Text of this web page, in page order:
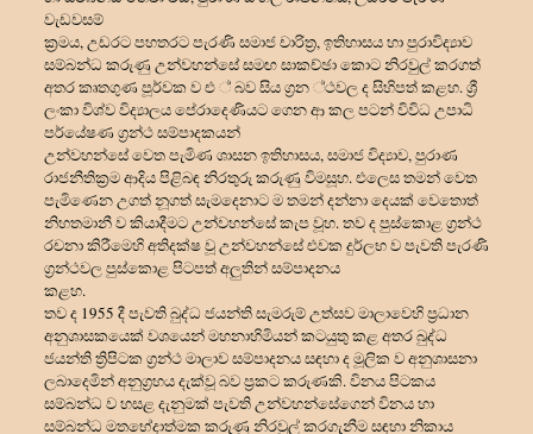
වැඩවසම්
ක්රමය, උඩරට පහතරට පැරණි සමාජ චාරිත්ර, ඉතිහාසය හා පුරාවිද්යාව
සම්බන්ධ කරුණු උන්වහන්සේ සමඟ සාකච්ඡා කොට නිරවුල් කරගත්
අතර කෘතගුණ පූර්වක ව එ ් බව සිය ග්රන ්ථවල ද සිහිපත් කළහ. ශ්රී
ලංකා විශ්ව විද්යාලය පේරාදෙණියට ගෙන ආ කල පටන් විවිධ උපාධි
පර්යේෂණ ග්රන්ථ සම්පාදකයන්
උන්වහන්සේ වෙත පැමිණ ශාසන ඉතිහාසය, සමාජ විද්යාව, පුරාණ
රාජනීතික්රම ආදිය පිළිබඳ නිරතුරු කරුණු විමසූහ. එලෙස තමන් වෙත
පැමිණෙන උගත් නූගත් සැමදෙනාට ම තමන් දන්නා දෙයක් වෙතොත්
නිහතමානී ව කියාදීමට උන්වහන්සේ කැප වූහ. තව ද පුස්කොළ ග්රන්ථ
රචනා කිරීමෙහි අතිදක්ෂ වූ උන්වහන්සේ එවක දුර්ලභ ව පැවති පැරණි
ග්රන්ථවල පුස්කොළ පිටපත් අලුතින් සම්පාදනය
කළහ.
තව ද 1955 දී පැවති බුද්ධ ජයන්ති සැමරුම් උත්සව මාලාවෙහි ප්රධාන
අනුශාසකයෙක් වශයෙන් මහනාහිමියන් කටයුතු කළ අතර බුද්ධ
ජයන්ති ත්රිපිටක ග්රන්ථ මාලාව සම්පාදනය සඳහා ද මූලික ව අනුශාසනා
ලබාදෙමින් අනුග්රහය දැක්වූ බව ප්රකට කරුණකි. විනය පිටකය
සම්බන්ධ ව හසළ දැනුමක් පැවති උන්වහන්සේගෙන් විනය හා
සම්බන්ධ මතභේදාත්මක කරුණු නිරවුල් කරගැනීම සඳහා නිකාය